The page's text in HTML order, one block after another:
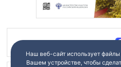
Наш веб-сайт использует файлы
Вашем устройстве, чтобы